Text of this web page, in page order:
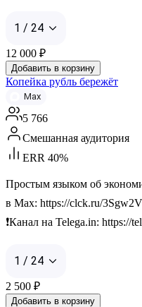
1 / 24
12 000 ₽
Добавить в корзину
Копейка рубль бережёт
Max
5 766
Смешанная аудитория
ERR 40%
Простым языком об
в Мах: https://clck.ru/3Sgw2V
❗️Канал на Telega.in: https://
1 / 24
2 500 ₽
Добавить в корзину